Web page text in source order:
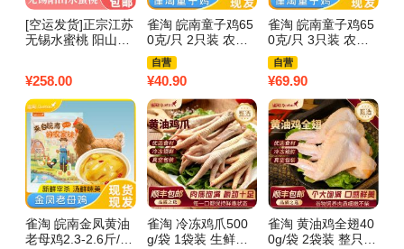
[空运发货]正宗江苏
无锡水蜜桃 阳山镇
水软桃 新鲜水果 果
园现采现摘现发 冷
链
¥258.00
雀淘 皖南童子鸡65
0克/只 2只装 农家
慢养走地鸡新鲜现
杀整只顺丰发货
自营
¥40.90
雀淘 皖南童子鸡65
0克/只 3只装 农家
慢养走地鸡新鲜现
杀整只顺丰发货
自营
¥69.90
雀淘 皖南金凤黄油
老母鸡2.3-2.6斤/只
雀淘 冷冻鸡爪500
g/袋 1袋装 生鲜食
雀淘 黄油鸡全翅40
0g/袋 2袋装 整只连